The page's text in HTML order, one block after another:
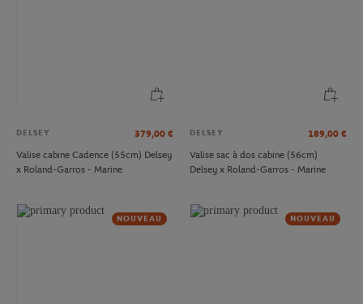
DELSEY 379,00 €
Valise cabine Cadence (55cm) Delsey
x Roland-Garros - Marine
DELSEY 189,00 €
Valise sac à dos cabine (56cm)
Delsey x Roland-Garros - Marine
NOUVEAU NOUVEAU